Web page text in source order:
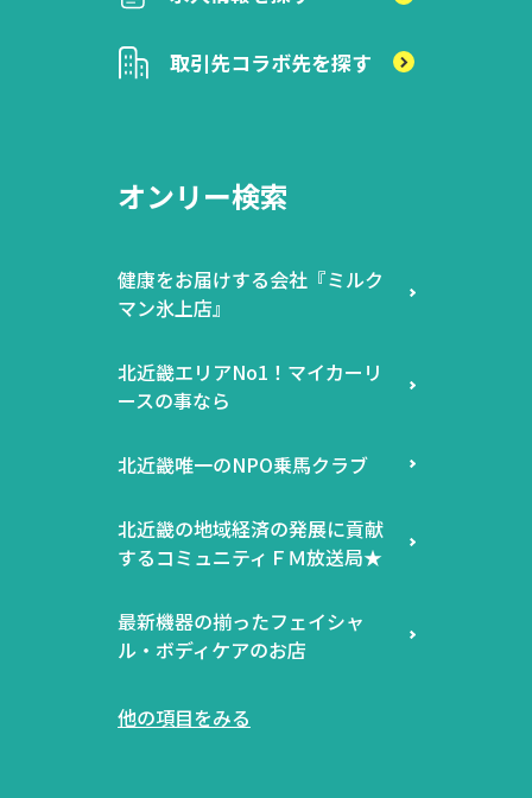
取引先コラボ先を探す
オンリー検索
健康をお届けする会社『ミルク
マン氷上店』
北近畿エリアNo1！マイカーリ
ースの事なら
北近畿唯一のNPO乗馬クラブ
北近畿の地域経済の発展に貢献
するコミュニティＦＭ放送局★
最新機器の揃ったフェイシャ
ル・ボディケアのお店
他の項目をみる